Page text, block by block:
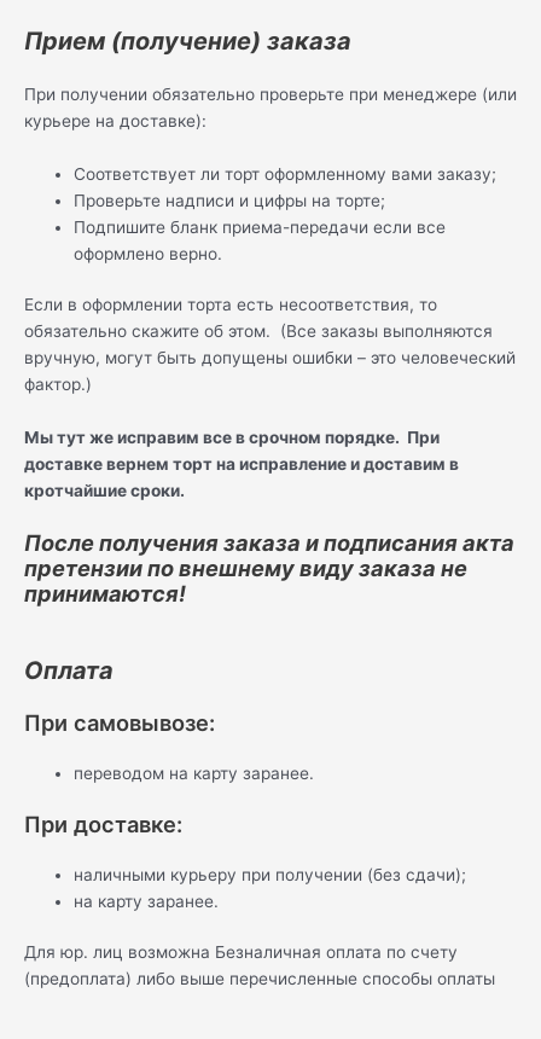
Прием (получение) заказа
При получении обязательно проверьте при менеджере (или
курьере на доставке):
Соответствует ли торт оформленному вами заказу;
Проверьте надписи и цифры на торте;
Подпишите бланк приема-передачи если все
оформлено верно.
Если в оформлении торта есть несоответствия, то
обязательно скажите об этом. (Все заказы выполняются
вручную, могут быть допущены ошибки – это человеческий
фактор.)
Мы тут же исправим все в срочном порядке. При
доставке вернем торт на исправление и доставим в
кротчайшие сроки.
После получения заказа и подписания акта
претензии по внешнему виду заказа не
принимаются!
Оплата
При самовывозе:
переводом на карту заранее.
При доставке:
наличными курьеру при получении (без сдачи);
на карту заранее.
Для юр. лиц возможна Безналичная оплата по счету
(предоплата) либо выше перечисленные способы оплаты